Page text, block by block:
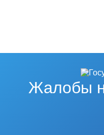
Жалобы